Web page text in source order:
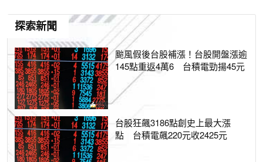
探索新聞
颱風假後台股補漲！台股開盤漲逾
145點重返4萬6 台積電勁揚45元
台股狂飆3186點創史上最大漲
點 台積電飆220元收2425元